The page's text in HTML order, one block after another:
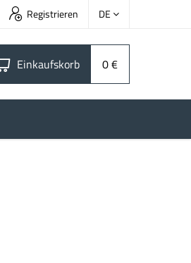
Registrieren DE
Einkaufskorb 0 €